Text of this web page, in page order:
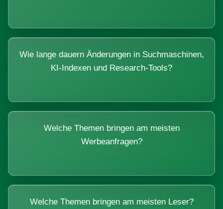
Wie lange dauern Änderungen in Suchmaschinen,
KI-Indexen und Research-Tools?
Welche Themen bringen am meisten
Werbeanfragen?
Welche Themen bringen am meisten Leser?